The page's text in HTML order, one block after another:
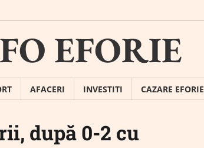
EFORIE
AFACERI INVESTITI CAZARE EFORIE
după 0-2 cu